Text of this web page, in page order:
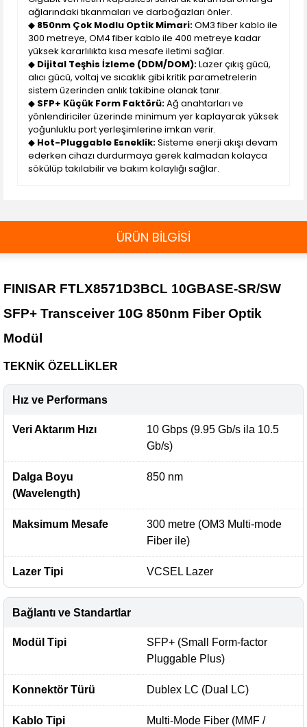
ağlarındaki tıkanmaları ve darboğazları önler.
◆ 850nm Çok Modlu Optik Mimari:OM3 fiber kablo ile
300 metreye, OM4 fiber kablo ile 400 metreye kadar
yüksek kararlılıkta kısa mesafe iletimi sağlar.
◆ Dijital Teşhis İzleme (DDM/DOM):Lazer çıkış gücü,
alıcı gücü, voltaj ve sıcaklık gibi kritik parametrelerin
sistem üzerinden anlık takibine olanak tanır.
◆ SFP+ Küçük Form Faktörü:Ağ anahtarları ve
yönlendiriciler üzerinde minimum yer kaplayarak yüksek
yoğunluklu port yerleşimlerine imkan verir.
◆ Hot-Pluggable Esneklik:Sisteme enerji akışı devam
ederken cihazı durdurmaya gerek kalmadan kolayca
sökülüp takılabilir ve bakım kolaylığı sağlar.
ÜRÜN BİLGİSİ
FINISAR FTLX8571D3BCL 10GBASE-SR/SW
SFP+ Transceiver 10G 850nm Fiber Optik
Modül
TEKNİK ÖZELLİKLER
Hız ve Performans
Veri Aktarım Hızı
10 Gbps (9.95 Gb/s ila 10.5
Gb/s)
Dalga Boyu
(Wavelength)
850 nm
Maksimum Mesafe
300 metre (OM3 Multi-mode
Fiber ile)
Lazer Tipi VCSEL Lazer
Bağlantı ve Standartlar
Modül Tipi
SFP+ (Small Form-factor
Pluggable Plus)
Konnektör Türü Dublex LC (Dual LC)
Kablo Tipi
Multi-Mode Fiber (MMF /